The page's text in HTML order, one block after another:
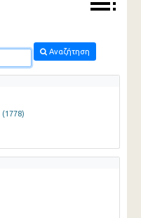
Αναζήτηση
(1778)